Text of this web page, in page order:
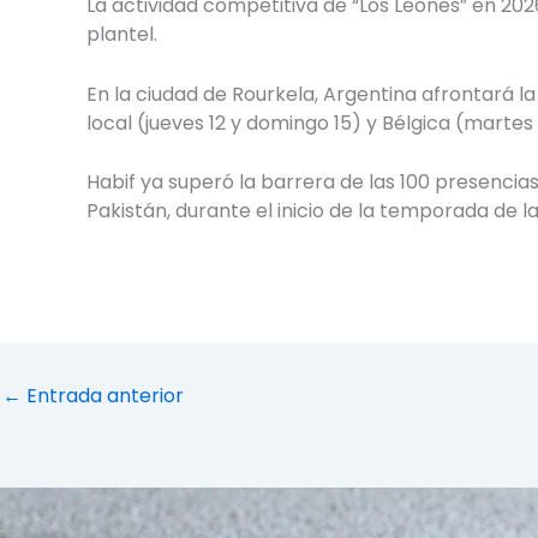
plantel.
En la ciudad de Rourkela, Argentina afrontará
local (jueves 12 y domingo 15) y Bélgica
Habif ya superó la barrera de las 100
Pakistán, durante el inicio de la temporada de
← Entrada anterior